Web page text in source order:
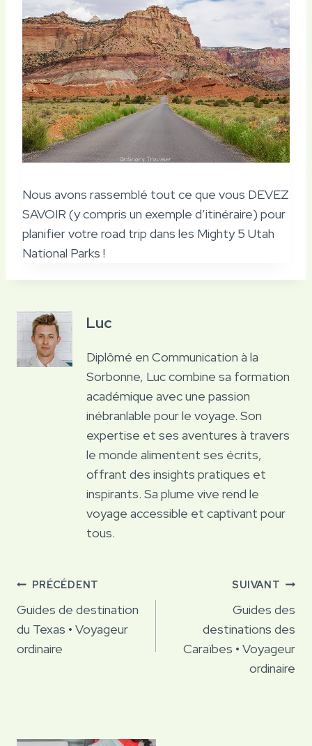
Nous avons rassemblé tout ce que vous DEVEZ
SAVOIR (y compris un exemple d’itinéraire) pour
planifier votre road trip dans les Mighty 5 Utah
National Parks !
Luc
Diplômé en Communication à la
Sorbonne, Luc combine sa formation
académique avec une passion
inébranlable pour le voyage. Son
expertise et ses aventures à travers
le monde alimentent ses écrits,
offrant des insights pratiques et
inspirants. Sa plume vive rend le
voyage accessible et captivant pour
tous.
Navigation
de
l’article
PRÉCÉDENT
Guides de destination
du Texas • Voyageur
ordinaire
SUIVANT
Guides des
destinations des
Caraïbes • Voyageur
ordinaire